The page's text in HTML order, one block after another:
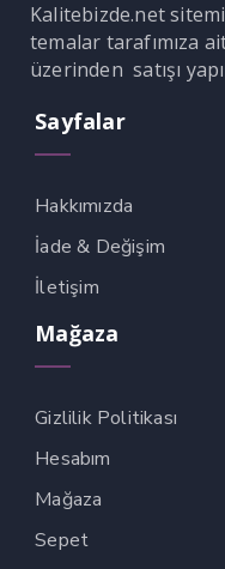
Kalitebizde.net
temalar tarafımıza
üzerinden satışı
Sayfalar
Hakkımızda
İade & Değişim
İletişim
Mağaza
Gizlilik Politikası
Hesabım
Mağaza
Sepet